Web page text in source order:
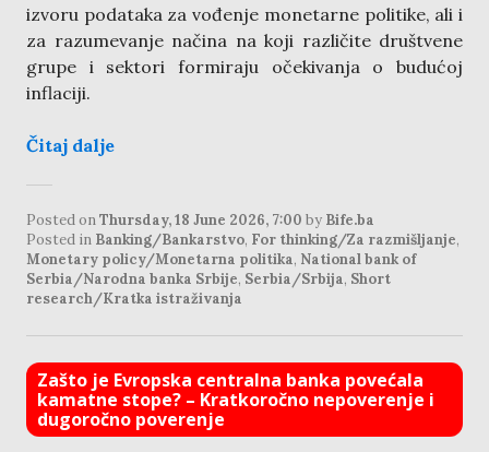
izvoru podataka za vođenje monetarne politike, ali i
za razumevanje načina na koji različite društvene
grupe i sektori formiraju očekivanja o budućoj
inflaciji.
Čitaj dalje
Posted onThursday, 18 June 2026, 7:00 by Bife.ba
Posted in Banking/Bankarstvo, For thinking/Za razmišljanje,
Monetary policy/Monetarna politika, National bank of
Serbia/Narodna banka Srbije, Serbia/Srbija, Short
research/Kratka istraživanja
Zašto je Evropska centralna banka povećala
kamatne stope? – Kratkoročno nepoverenje i
dugoročno poverenje